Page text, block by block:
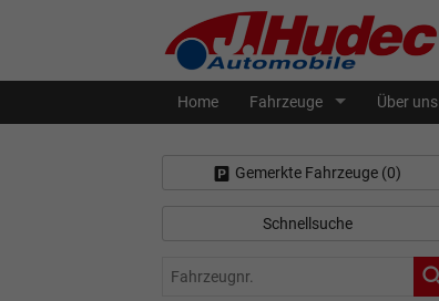
Home Fahrzeuge Über uns
Gemerkte Fahrzeuge (0)
Schnellsuche
Fahrzeugnr.